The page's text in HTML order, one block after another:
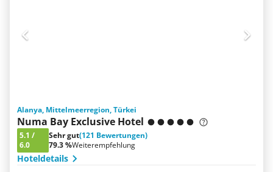
Alanya, Mittelmeerregion, Türkei
Numa Bay Exclusive Hotel
5.1 /
6.0
Sehr gut(121 Bewertungen)
79.3 %Weiterempfehlung
Hoteldetails